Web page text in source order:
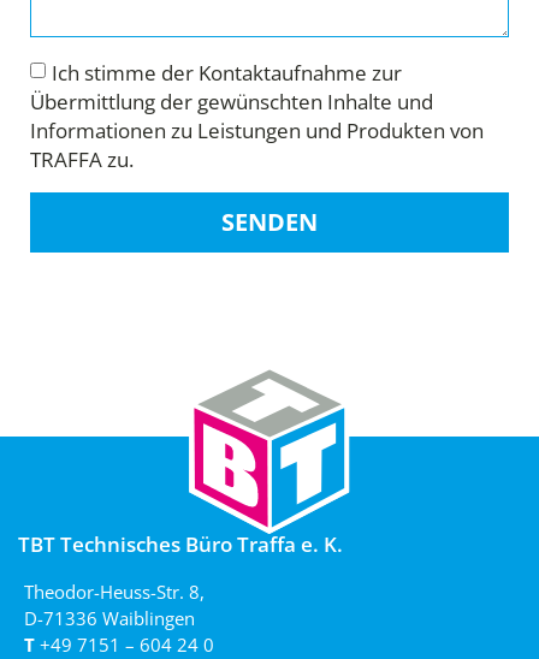
Ich stimme der Kontaktaufnahme zur
Übermittlung der gewünschten Inhalte und
Informationen zu Leistungen und Produkten von
TRAFFA zu.
SENDEN
TBT Technisches Büro Traffa e. K.
Theodor-Heuss-Str. 8,
D-71336 Waiblingen
T +49 7151 – 604 24 0